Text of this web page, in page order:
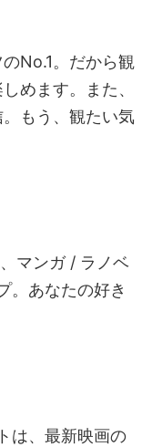
No.1。だから観
めます。また、
もう、観たい気
マンガ / ラノベ
。あなたの好き
は、最新映画の